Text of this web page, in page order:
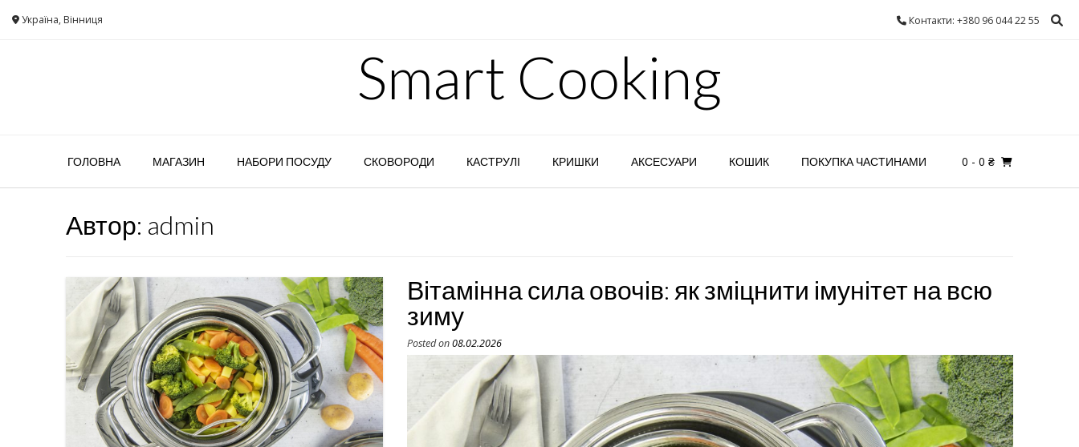
Україна, Вінниця Контакти: +380 96 044 22 55
Smart Cooking
ГОЛОВНА МАГАЗИН НАБОРИ ПОСУДУ СКОВОРОДИ КАСТРУЛІ КРИШКИ АКСЕСУАРИ КОШИК ПОКУПКА ЧАСТИНАМИ 0 - 0 ₴
Автор: admin
Вітамінна сила овочів: як зміцнити імунітет на всю
зиму
Posted on08.02.2026